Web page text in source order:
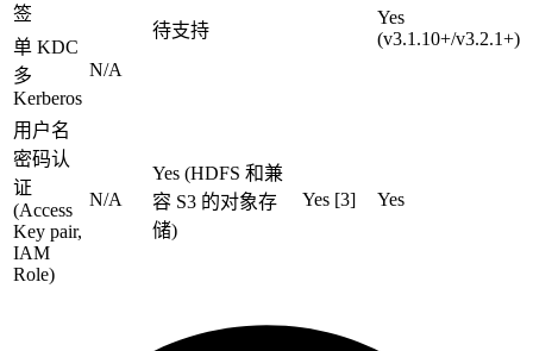
签
待支持
Yes
(v3.1.10+/v3.2.1+)
单 KDC
多
Kerberos
N/A
用户名
密码认
证
(Access
Key pair,
IAM
Role)
N/A
Yes (HDFS 和兼
容 S3 的对象存
储)
Yes [3] Yes